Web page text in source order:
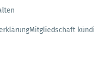
Mitgliedschaft